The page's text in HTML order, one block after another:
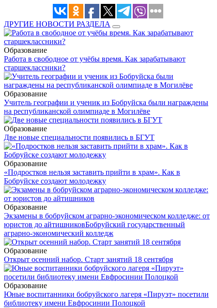
ДРУГИЕ НОВОСТИ РАЗДЕЛА
Образование
Работа в свободное от учёбы время. Как зарабатывают
старшеклассники?
Образование
Учитель географии и ученик из Бобруйска были награждены
на республиканской олимпиаде в Могилёве
Образование
Две новые специальности появились в БГУТ
Образование
«Подростков нельзя заставить прийти в храм». Как в
Бобруйске создают молодежку
Образование
Экзамены в бобруйском аграрно-экономическом колледже: от
юристов до айтишниковБобруйский государственный
аграрно-экономический колледж
Образование
Открыт осенний набор. Старт занятий 18 сентября
Образование
Юные воспитанники бобруйского лагеря «Пируэт» посетили
библиотеку имени Евфросинии Полоцкой